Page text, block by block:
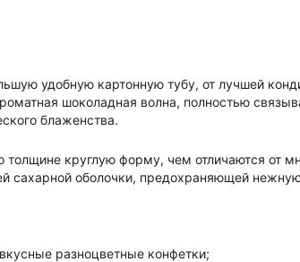
удобную картонную тубу, от лучшей
шоколадная волна, полностью
блаженства.
круглую форму, чем отличаются от
сахарной оболочки, предохраняющей
разноцветные конфетки;